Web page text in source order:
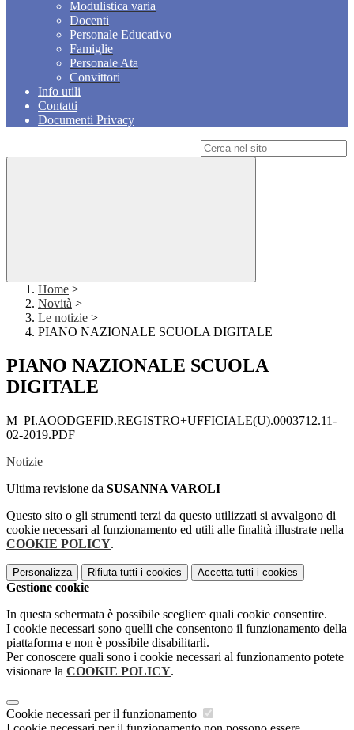
Modulistica varia
Docenti
Personale Educativo
Famiglie
Personale Ata
Convittori
Info utili
Contatti
Documenti Privacy
Home >
Novità >
Le notizie >
PIANO NAZIONALE SCUOLA DIGITALE
PIANO NAZIONALE SCUOLA
DIGITALE
M_PI.AOODGEFID.REGISTRO+UFFICIALE(U).0003712.11-
02-2019.PDF
Notizie
Ultima revisione da SUSANNA VAROLI
Questo sito o gli strumenti terzi da questo utilizzati si avvalgono di
cookie necessari al funzionamento ed utili alle finalità illustrate nella
COOKIE POLICY.
Personalizza Rifiuta tutti i cookies Accetta tutti i cookies
Gestione cookie
In questa schermata è possibile scegliere quali cookie consentire.
I cookie necessari sono quelli che consentono il funzionamento della
piattaforma e non è possibile disabilitarli.
Per conoscere quali sono i cookie necessari al funzionamento potete
visionare la COOKIE POLICY.
Cookie necessari per il funzionamento